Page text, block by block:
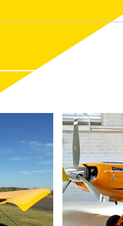
AIR TRACTOR
AT-402A/402B
AT-802A